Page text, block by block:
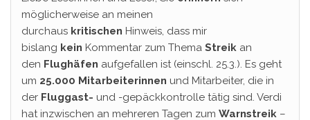
möglicherweise an meinen
durchaus kritischen Hinweis, dass mir
bislang kein Kommentar zum Thema Streik an
den Flughäfen aufgefallen ist (einschl. 25.3.). Es geht
um 25.000 Mitarbeiterinnen und Mitarbeiter, die in
der Fluggast- und -gepäckkontrolle tätig sind. Verdi
hat inzwischen an mehreren Tagen zum Warnstreik –